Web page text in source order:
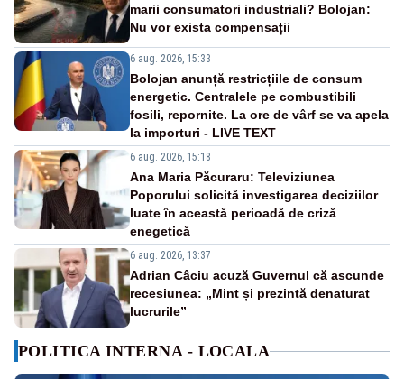
marii consumatori industriali? Bolojan:
Nu vor exista compensații
6 aug. 2026, 15:33
Bolojan anunță restricțiile de consum
energetic. Centralele pe combustibili
fosili, repornite. La ore de vârf se va apela
la importuri - LIVE TEXT
6 aug. 2026, 15:18
Ana Maria Păcuraru: Televiziunea
Poporului solicită investigarea deciziilor
luate în această perioadă de criză
enegetică
6 aug. 2026, 13:37
Adrian Câciu acuză Guvernul că ascunde
recesiunea: „Mint și prezintă denaturat
lucrurile”
POLITICA INTERNA - LOCALA